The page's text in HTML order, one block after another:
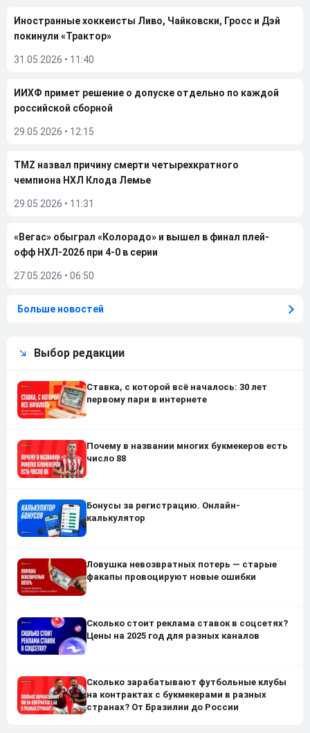
Иностранные хоккеисты Ливо, Чайковски, Гросс и Дэй
покинули «Трактор»
31.05.2026 • 11:40
ИИХФ примет решение о допуске отдельно по каждой
российской сборной
29.05.2026 • 12:15
TMZ назвал причину смерти четырехкратного
чемпиона НХЛ Клода Лемье
29.05.2026 • 11:31
«Вегас» обыграл «Колорадо» и вышел в финал плей-
офф НХЛ-2026 при 4-0 в серии
27.05.2026 • 06:50
Больше новостей
Выбор редакции
Ставка, с которой всё началось: 30 лет
первому пари в интернете
Почему в названии многих букмекеров есть
число 88
Бонусы за регистрацию. Онлайн-
калькулятор
Ловушка невозвратных потерь — старые
факапы провоцируют новые ошибки
Сколько стоит реклама ставок в соцсетях?
Цены на 2025 год для разных каналов
Сколько зарабатывают футбольные клубы
на контрактах с букмекерами в разных
странах? От Бразилии до России